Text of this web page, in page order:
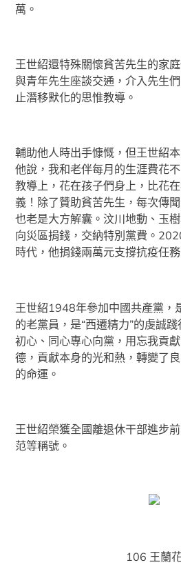
萬。
王世紹還特殊關懷貧苦先生的家
與青年先生座談交通，介入先生
止潛移默化的思惟教導。
輔助他人時出手慷慨，但王世紹
他說，我和老伴每月的生涯費花
教導上，花在孩子們身上，比花
義！除了贊助貧苦先生，每次傳
也老是大方解囊。汶川地動、玉
向災區捐錢，交納特別黨費。
時代，他捐錢兩萬元支撐抗疫任務
王世紹1948年參加中國共產黨，
的老黨員，是“西遷精力”的虔誠
初心、同心專心向黨，用忘我貢
德，貢獻本身的光和熱，轉變了
的命運。
王世紹榮獲全國離退休干部進步
范等稱號。
106 王蘭